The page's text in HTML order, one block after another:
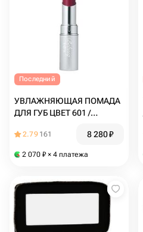
Последний
УВЛАЖНЯЮЩАЯ ПОМАДА
ДЛЯ ГУБ ЦВЕТ 601 /
2.79 161 8 280₽
2 070 ₽ × 4 платежа